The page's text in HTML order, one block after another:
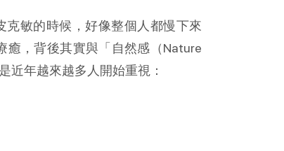
敏的時候，好像整個人都慢下來
癒，背後其實與「自然感（ Nature
近年越來越多人開始重視：